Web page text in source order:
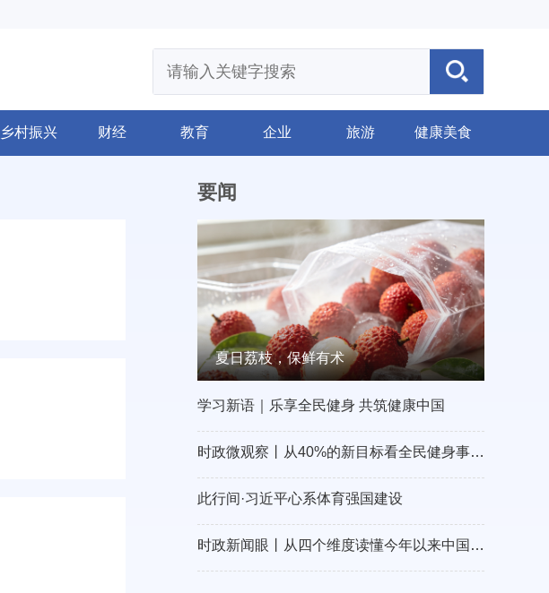
乡村振兴 财经 教育 企业 旅游 健康美食
要闻
夏日荔枝，保鲜有术
学习新语｜乐享全民健身 共筑健康中国
时政微观察丨从40%的新目标看全民健身事业高质量发展
此行间·习近平心系体育强国建设
时政新闻眼丨从四个维度读懂今年以来中国元首外交